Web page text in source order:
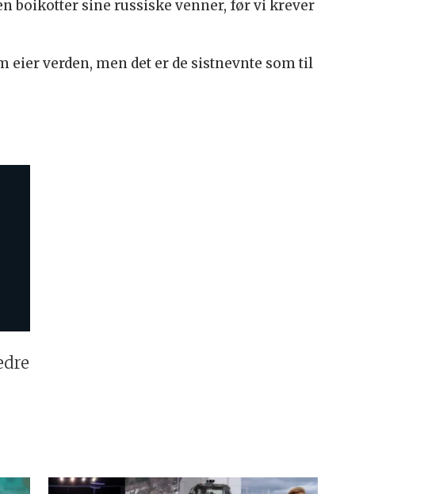
boikotter sine russiske venner, før vi krever
verden, men det er de sistnevnte som til